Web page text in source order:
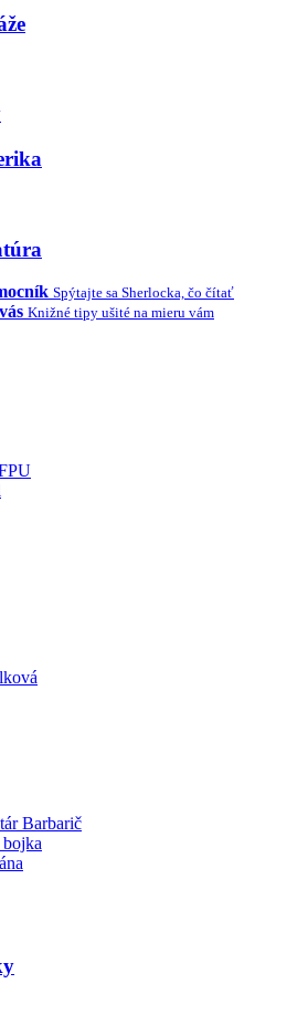
Spýtajte sa Sherlocka, čo čítať
Knižné tipy ušité na mieru vám
Barbarič